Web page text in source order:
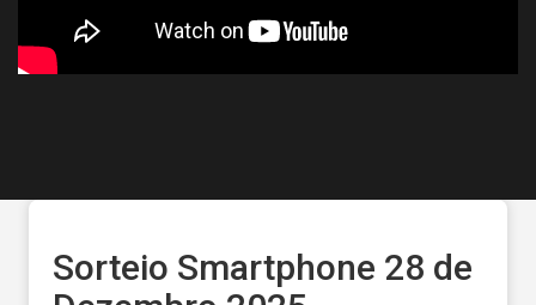
Sorteio Smartphone 28 de